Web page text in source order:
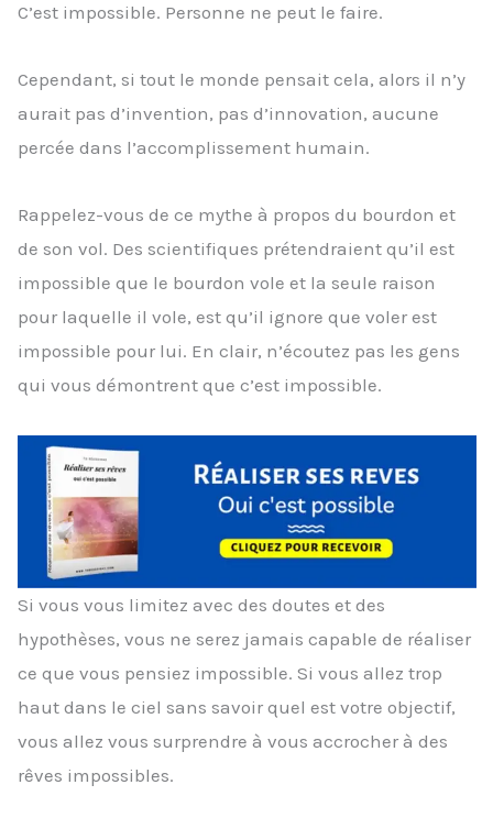
C’est impossible. Personne ne peut le faire.
Cependant, si tout le monde pensait cela, alors il n’y
aurait pas d’invention, pas d’innovation, aucune
percée dans l’accomplissement humain.
Rappelez-vous de ce mythe à propos du bourdon et
de son vol. Des scientifiques prétendraient qu’il est
impossible que le bourdon vole et la seule raison
pour laquelle il vole, est qu’il ignore que voler est
impossible pour lui. En clair, n’écoutez pas les gens
qui vous démontrent que c’est impossible.
Si vous vous limitez avec des doutes et des
hypothèses, vous ne serez jamais capable de réaliser
ce que vous pensiez impossible. Si vous allez trop
haut dans le ciel sans savoir quel est votre objectif,
vous allez vous surprendre à vous accrocher à des
rêves impossibles.